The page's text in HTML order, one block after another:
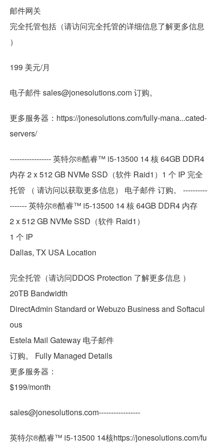
邮件网关
完全托管包括（请访问完全托管的详细信息了解更多信息
）
199 美元/月
电子邮件 sales@jonesolutions.com 订购。
更多服务器：https://jonesolutions.com/fully-mana...cated-
servers/
----------------- 英特尔®酷睿™ i5-13500 14 核 64GB DDR4
内存 2 x 512 GB NVMe SSD（软件 Raid1）1 个 IP 完全
托管 （ 请访问以获取更多信息） 电子邮件 订购。 ----------
------- 英特尔®酷睿™ i5-13500 14 核 64GB DDR4 内存
2 x 512 GB NVMe SSD（软件 Raid1）
1 个 IP
Dallas, TX USA Location
完全托管（请访问DDOS Protection 了解更多信息 ）
20TB Bandwidth
DirectAdmin Standard or Webuzo Business and Softacul
ous
Estela Mail Gateway 电子邮件
订购。 Fully Managed Details
更多服务器：
$199/month
sales@jonesolutions.com-----------------
英特尔®酷睿™ i5-13500 14核https://jonesolutions.com/fu